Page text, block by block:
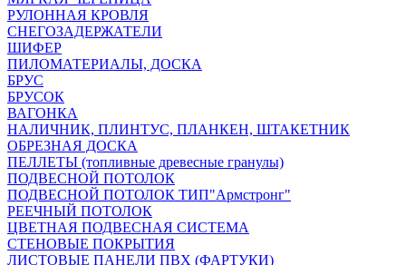
РУЛОННАЯ КРОВЛЯ
СНЕГОЗАДЕРЖАТЕЛИ
ШИФЕР
ПИЛОМАТЕРИАЛЫ, ДОСКА
БРУС
БРУСОК
ВАГОНКА
НАЛИЧНИК, ПЛИНТУС, ПЛАНКЕН, ШТАКЕТНИК
ОБРЕЗНАЯ ДОСКА
ПЕЛЛЕТЫ (топливные древесные гранулы)
ПОДВЕСНОЙ ПОТОЛОК
ПОДВЕСНОЙ ПОТОЛОК ТИП"Армстронг"
РЕЕЧНЫЙ ПОТОЛОК
ЦВЕТНАЯ ПОДВЕСНАЯ СИСТЕМА
СТЕНОВЫЕ ПОКРЫТИЯ
ЛИСТОВЫЕ ПАНЕЛИ ПВХ (ФАРТУКИ)